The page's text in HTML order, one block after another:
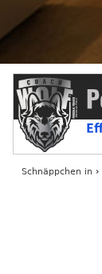
Schnäppchen in ›